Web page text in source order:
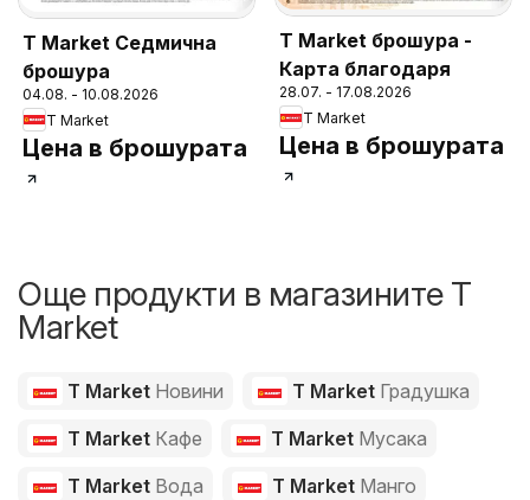
T Market Седмична
брошура
04.08. - 10.08.2026
T Market
Цена в брошурата
T Market брошура -
Карта благодаря
28.07. - 17.08.2026
T Market
Цена в брошурата
Още продукти в магазините T
Market
T Market Новини T Market Градушка
T Market Кафе T Market Мусака
T Market Вода T Market Манго